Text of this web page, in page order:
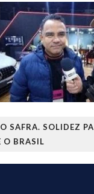
SAFRA. SOLIDEZ
O BRASIL